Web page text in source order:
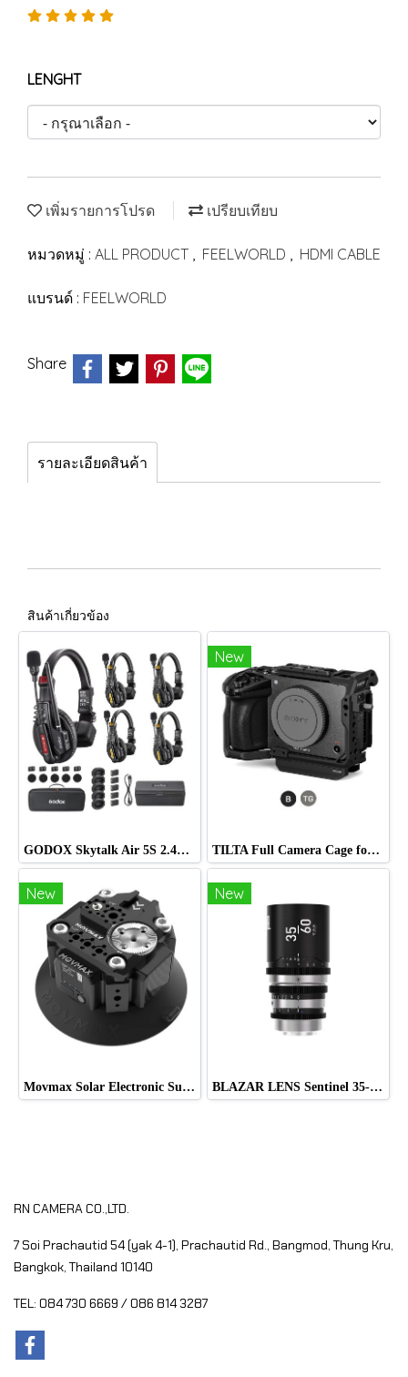
LENGHT
เพิ่มรายการโปรด เปรียบเทียบ
หมวดหมู่ : ALL PRODUCT , FEELWORLD , HDMI CABLE
แบรนด์ : FEELWORLD
Share
รายละเอียดสินค้า
สินค้าเกี่ยวข้อง
GODOX Skytalk Air 5S 2.4G Full-Duplex Wireless Intercom System
New
TILTA Full Camera Cage for Sony FX5
New
Movmax Solar Electronic Suction Cup Multi-Interface Expansion Edition
New
BLAZAR LENS Sentinel 35-60mm T2.2-T2.8 Full-Frame 1.33x Anamorphic Zoom Lens (Sony E)
RN CAMERA CO.,LTD.
7 Soi Prachautid 54 (yak 4-1), Prachautid Rd., Bangmod, Thung Kru,
Bangkok, Thailand 10140
TEL: 084 730 6669 / 086 814 3287